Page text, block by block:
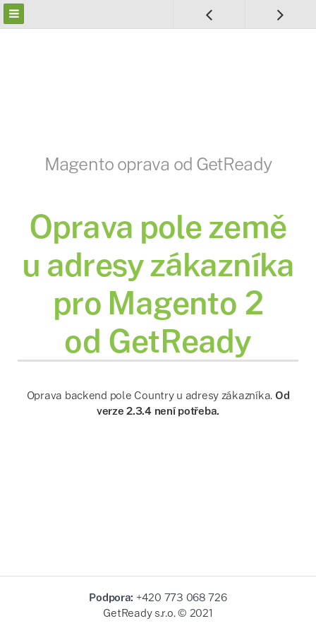
Magento oprava od GetReady
Oprava pole země
u adresy zákazníka
pro Magento 2
od GetReady
Oprava backend pole Country u adresy zákazníka. Od
verze 2.3.4 není potřeba.
Podpora: +420 773 068 726
GetReady s.r.o.© 2021